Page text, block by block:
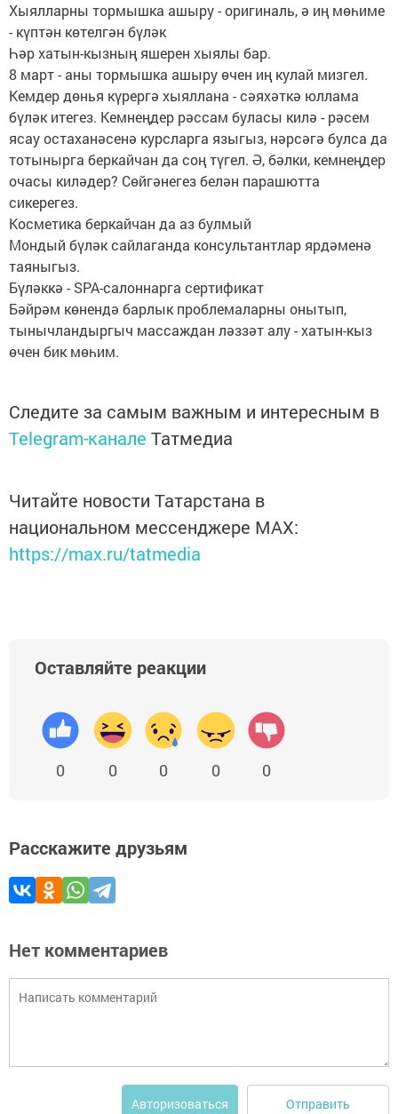
Хыялларны тормышка ашыру - оригиналь, ә иң мөһиме
- күптән көтелгән бүләк
Һәр хатын-кызның яшерен хыялы бар.
8 март - аны тормышка ашыру өчен иң кулай мизгел.
Кемдер дөнья күрергә хыяллана - сәяхәткә юллама
бүләк итегез. Кемнеңдер рәссам буласы килә - рәсем
ясау остаханәсенә курсларга языгыз, нәрсәгә булса да
тотынырга беркайчан да соң түгел. Ә, бәлки, кемнеңдер
очасы киләдер? Сөйгәнегез белән парашютта
сикерегез.
Косметика беркайчан да аз булмый
Мондый бүләк сайлаганда консультантлар ярдәменә
таяныгыз.
Бүләккә - SPA-салоннарга сертификат
Бәйрәм көнендә барлык проблемаларны онытып,
тынычландыргыч массаждан ләззәт алу - хатын-кыз
өчен бик мөһим.
Следите за самым важным и интересным в
Telegram-канале Татмедиа
Читайте новости Татарстана в
национальном мессенджере MАХ:
https://max.ru/tatmedia
Оставляйте реакции
0 0 0 0 0
Расскажите друзьям
Нет комментариев
Авторизоваться Отправить